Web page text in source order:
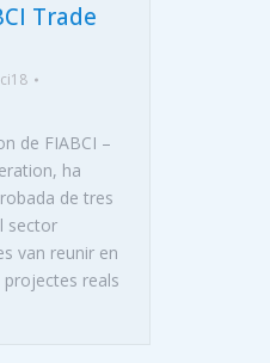
Trade
de FIABCI –
ha
de tres
sector
van reunir en
reals